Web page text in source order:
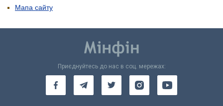
Мапа сайту
Приєднуйтесь до нас в соц. мережах: